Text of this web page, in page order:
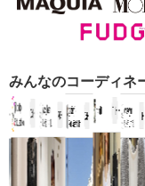
みんなのコーディネ